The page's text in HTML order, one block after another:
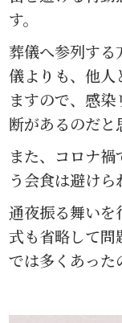
す。
葬儀へ参列する
儀よりも、他人
ますので、感
断があるのだと
また、コロナ
う会食は避けら
通夜振る舞いを
式も省略して問
では多くあった